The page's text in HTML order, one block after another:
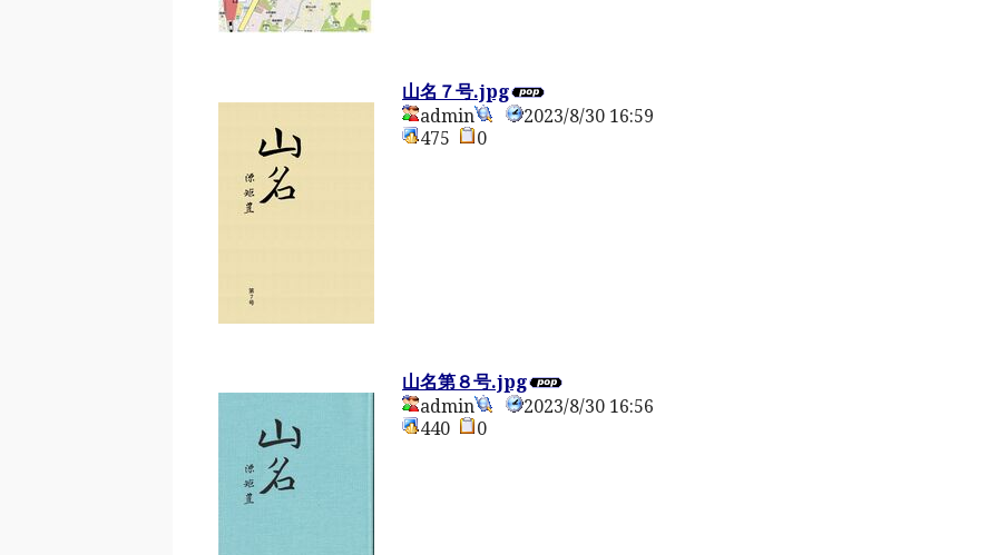
山名７号.jpg
admin
2023/8/30 16:59
475
0
山名第８号.jpg
admin
2023/8/30 16:56
440
0